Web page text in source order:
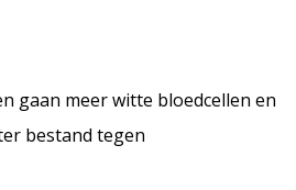
gaan meer witte bloedcellen en
bestand tegen